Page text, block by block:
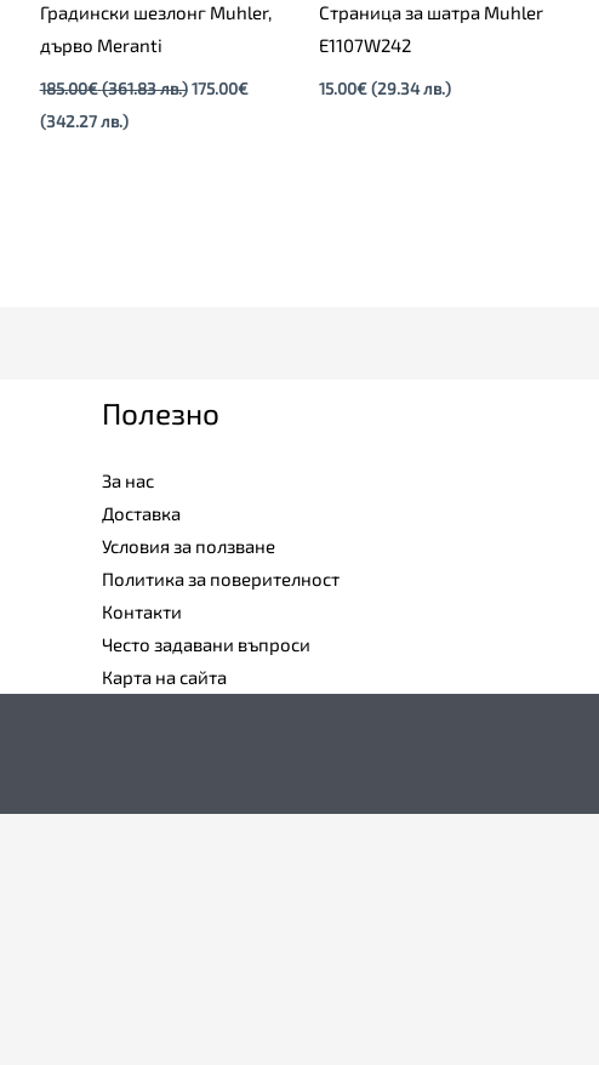
Градински шезлонг Muhler,
дърво Meranti
185.00€(361.83 лв.) 175.00€
(342.27 лв.)
Страница за шатра Muhler
E1107W242
15.00€(29.34 лв.)
Полезно
За нас
Доставка
Условия за ползване
Политика за поверителност
Контакти
Често задавани въпроси
Карта на сайта